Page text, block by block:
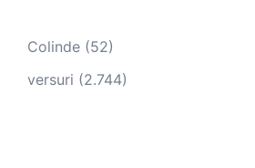
Colinde (52)
versuri (2.744)